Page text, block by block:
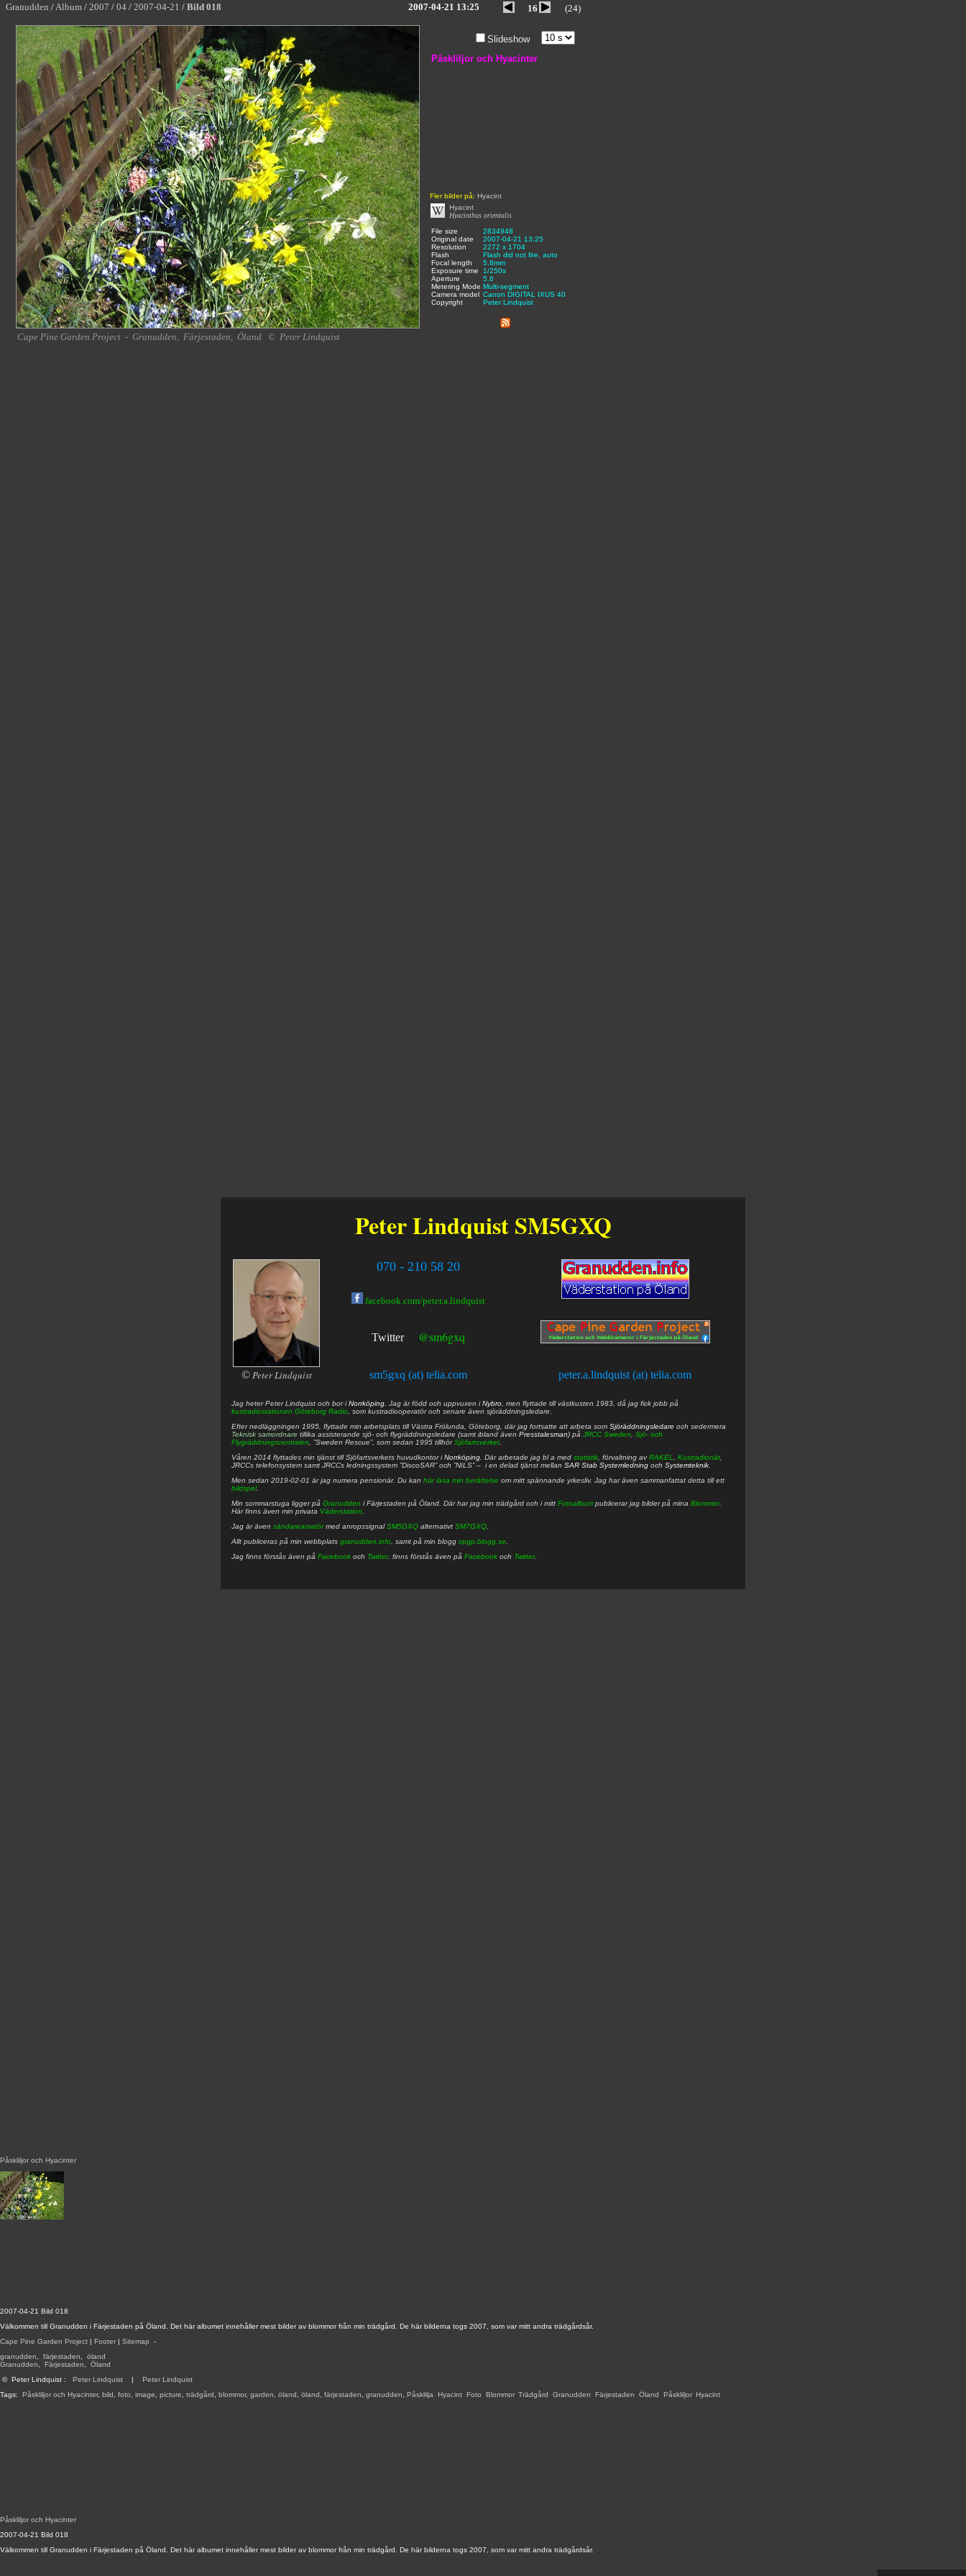
Granudden /Album / 2007 / 04 / 2007-04-21 / Bild 018 2007-04-21 13:25 16 (24)
Slideshow
Påskliljor och Hyacinter
2007-04-21 Bild 018
Välkommen till Granudden i Färjestaden på Öland. Det här albumet innehåller mest bilder av blommor från min trädgård. De här bilderna togs 2007, som var mitt andra trädgårdsår.
Cape Pine Garden Project | Footer | Sitemap -
granudden
färjestaden
öland
Granudden
Färjestaden
Öland
© Peter Lindquist : Peter Lindquist | Peter Lindquist
Tags: Påskliljor och Hyacinter, bild foto image picture trädgård blommor, garden öland öland färjestaden granudden Påsklilja Hyacint Foto Blommor, Trädgård Granudden Färjestaden Öland Påskliljor, Hyacint
Påskliljor och Hyacinter
Fler bilder på: Hyacint
Hyacint
Hyacinthus orientalis
File size
2834948
Original date
2007-04-21 13:25
Resolution
2272 x 1704
Flash
Flash did not fire, auto
Focal length
5.8mm
Exposure time
1/250s
Aperture
5.6
Metering Mode Multi-segment
Camera model Canon DIGITAL IXUS 40
Copyright
Peter Lindquist
Påskliljor och Hyacinter
2007-04-21 Bild 018
Välkommen till Granudden i Färjestaden på Öland. Det här albumet innehåller mest bilder av blommor från min trädgård. De här bilderna togs 2007, som var mitt andra trädgårdsår.
Cape Pine Garden Project - Granudden, Färjestaden, Öland © Peter Lindquist
Peter Lindquist SM5GXQ
© Peter Lindquist
070 - 210 58 20
facebook.com/peter.a.lindquist
Twitter @sm6gxq
sm5gxq (at) telia.com peter.a.lindquist (at) telia.com
Jag heterPeter Lindquist och bor iNorrköping . Jag är född och uppvuxen iNybro , men flyttade till västkusten 1983, då jag fick jobb på
kustradiostationen Göteborg Radio , som kustradiooperatör och senare även sjöräddningsledare.
Efter nedläggningen 1995, flyttade min arbetsplats till Västra Frölunda, Göteborg, där jag fortsatte att arbeta som Sjöräddningsledare och sedermera
Teknisk samordnare tillika assisterande sjö- och flygräddningsledare (samt ibland även Presstalesman) på JRCC Sweden
Sjö- och
Flygräddningscentralen , ”Sweden Rescue”, som sedan 1995 tillhörSjöfartsverket
Våren 2014 flyttades min tjänst till Sjöfartsverkets huvudkontor iNorrköping . Där arbetade jag bl a med statistik , förvaltning avRAKEL Kustradionät
JRCCs telefonsystem samt JRCCs ledningssystem ”DiscoSAR” och ”NILS” – i en delad tjänst mellan SAR Stab Systemledning och Systemteknik
Men sedan 2019-02-01 är jag numera pensionär. Du kan här läsa min berättelse om mitt spännande yrkesliv. Jag har även sammanfattat detta till ett
bildspel.
Min sommarstuga ligger på Granudden i Färjestaden på Öland. Där har jag min trädgård och i mitt Fotoalbum publicerar jag bilder på mina Blommor.
Här finns även min privata Väderstation
Jag är även sändareamatörmed anropssignalSM5GXQ alternativt SM7GXQ
Allt publiceras på min webbplats granudden.info , samt på min blogg cpgp.blogg.se
Jag finns förstås även på Facebook och Twitter. finns förstås även på Facebook och Twitter.